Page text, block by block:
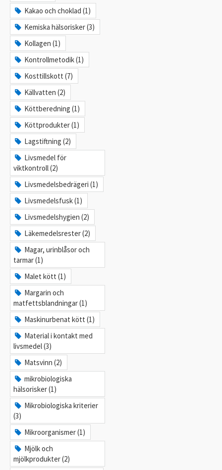
Kakao och choklad (1)
Kemiska hälsorisker (3)
Kollagen (1)
Kontrollmetodik (1)
Kosttillskott (7)
Källvatten (2)
Köttberedning (1)
Köttprodukter (1)
Lagstiftning (2)
Livsmedel för
viktkontroll (2)
Livsmedelsbedrägeri (1)
Livsmedelsfusk (1)
Livsmedelshygien (2)
Läkemedelsrester (2)
Magar, urinblåsor och
tarmar (1)
Malet kött (1)
Margarin och
matfettsblandningar (1)
Maskinurbenat kött (1)
Material i kontakt med
livsmedel (3)
Matsvinn (2)
mikrobiologiska
hälsorisker (1)
Mikrobiologiska kriterier
(3)
Mikroorganismer (1)
Mjölk och
mjölkprodukter (2)